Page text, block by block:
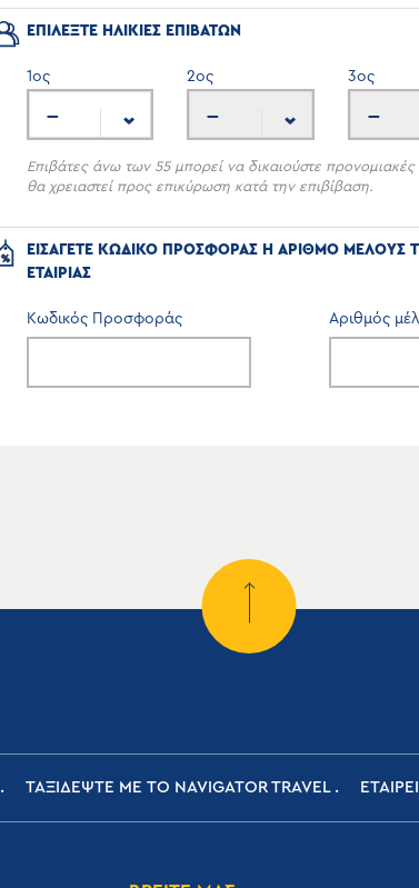
ΕΠΙΛΕΞΤΕ ΗΛΙΚΙΕΣ ΕΠΙΒΑΤΩΝ
1ος
---
2ος
---
3ος
---
Επιβάτες άνω των 55 μπορεί να δικαιούστε
θα χρειαστεί προς επικύρωση κατά την επιβίβαση.
ΕΙΣΑΓΕΤΕ ΚΩΔΙΚΟ ΠΡΟΣΦΟΡΑΣ Η ΑΡΙΘΜΟ ΜΕΛΟΥΣ
ΕΤΑΙΡΙΑΣ
Κωδικός Προσφοράς Αριθμός
ΤΑΞΙΔΕΨΤΕ ΜΕ ΤΟ NAVIGATOR TRAVEL